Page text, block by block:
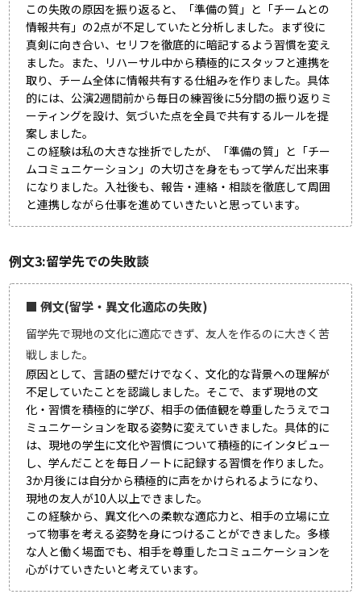
この失敗の原因を振り返ると、「準備の質」と「チームとの
情報共有」の2点が不足していたと分析しました。まず役に
真剣に向き合い、セリフを徹底的に暗記するよう習慣を変え
ました。また、リハーサル中から積極的にスタッフと連携を
取り、チーム全体に情報共有する仕組みを作りました。具体
的には、公演2週間前から毎日の練習後に5分間の振り返りミ
ーティングを設け、気づいた点を全員で共有するルールを提
案しました。
この経験は私の大きな挫折でしたが、「準備の質」と「チー
ムコミュニケーション」の大切さを身をもって学んだ出来事
になりました。入社後も、報告・連絡・相談を徹底して周囲
と連携しながら仕事を進めていきたいと思っています。
例文3:留学先での失敗談
■ 例文(留学・異文化適応の失敗)
留学先で現地の文化に適応できず、友人を作るのに大きく苦
戦しました。
原因として、言語の壁だけでなく、文化的な背景への理解が
不足していたことを認識しました。そこで、まず現地の文
化・習慣を積極的に学び、相手の価値観を尊重したうえでコ
ミュニケーションを取る姿勢に変えていきました。具体的に
は、現地の学生に文化や習慣について積極的にインタビュー
し、学んだことを毎日ノートに記録する習慣を作りました。
3か月後には自分から積極的に声をかけられるようになり、
現地の友人が10人以上できました。
この経験から、異文化への柔軟な適応力と、相手の立場に立
って物事を考える姿勢を身につけることができました。多様
な人と働く場面でも、相手を尊重したコミュニケーションを
心がけていきたいと考えています。